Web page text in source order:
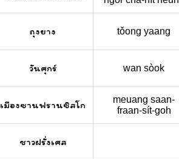
ถุงยาง tǒong yaang
วันศุกร์ wan sòok
เมืองซานฟรานซิสโก
meuang saan-
fraan-sít-goh
ชาวฝรั่งเศส